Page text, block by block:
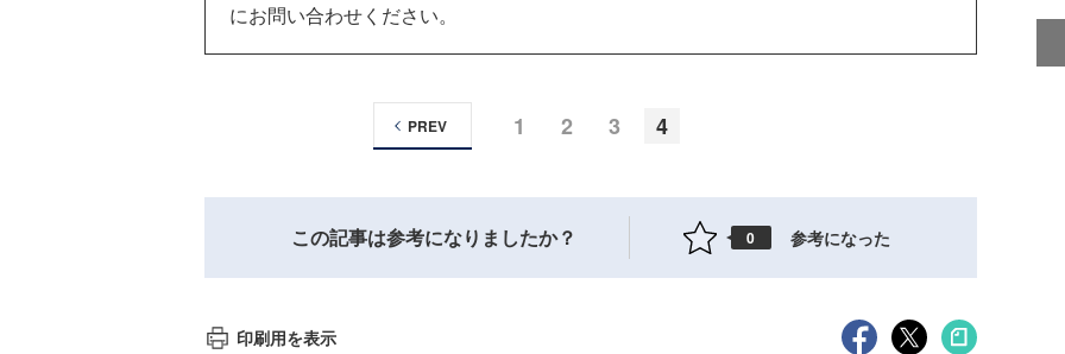
にお問い合わせください。
1 2 3 4
PREV
この記事は参考になりましたか？ 0 参考になった
印刷用を表示